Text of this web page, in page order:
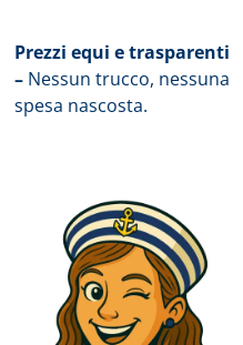
Prezzi equi e trasparenti
– Nessun trucco, nessuna
spesa nascosta.